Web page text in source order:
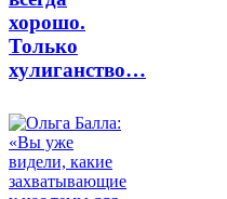
хорошо.
Только
хулиганство…